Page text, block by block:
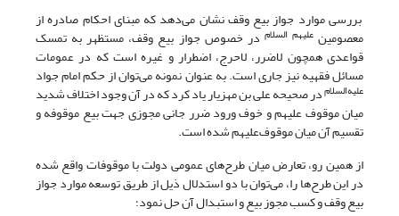
بررسی موارد جواز بیع وقف نشان می‌دهد که مبنای احکام صادره از
معصومینعلیهم السلام در خصوص جواز بیع وقف، مستظهر به تمسک
قواعدی همچون لاضرر، لاحرج، اضطرار و غیره است که در عمومات
مسائل فقهیه نیز جاری است. به عنوان نمونه می‌توان از حکم امام جواد
علیه‌السلامدر صحیحه علی بن مهزیار یاد کرد که در آن وجود اختلاف شدید
میان موقوف علیهم و خوف ورود ضرر جانی مجوزی جهت بیع موقوفه و
تقسیم آن میان‌ موقوف‌علیهم شده است.
از همین رو، تعارض میان طرح‌های عمومی دولت‌ با موقوفات واقع شده
در این طرح‌ها را، می‌توان با دو استدلال ذیل از طریق توسعه موارد جواز
بیع وقف و کسب مجوز بیع و استبدال آن حل نمود؛